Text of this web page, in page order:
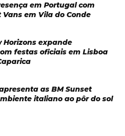
em Portugal com
em Vila do Conde
Horizons expande
festas oficiais em Lisboa
as BM Sunset
italiano ao pôr do sol